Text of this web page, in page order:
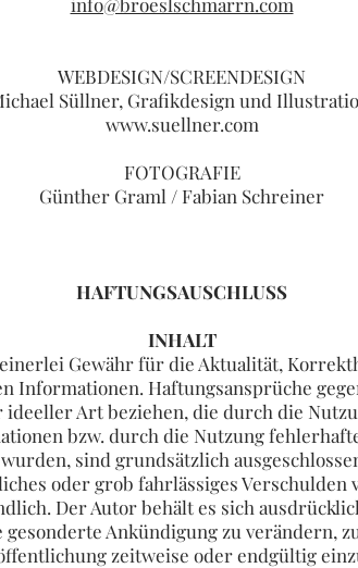
WEBDESIGN/SCREENDESIGN
Süllner, Grafikdesign und
www.suellner.com
FOTOGRAFIE
Günther Graml / Fabian Schreiner
HAFTUNGSAUSCHLUSS
INHALT
Gewähr für die Aktualität,
Informationen. Haftungsansprüche
ideeller Art beziehen, die durch die
bzw. durch die Nutzung
sind grundsätzlich
oder grob fahrlässiges Verschulden
Der Autor behält es sich
gesonderte Ankündigung zu verändern,
zeitweise oder endgültig